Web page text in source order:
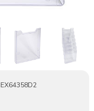
EX64358D2